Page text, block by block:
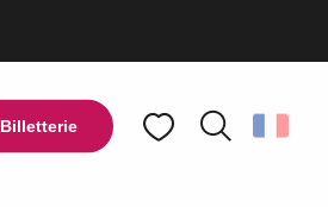
Billetterie